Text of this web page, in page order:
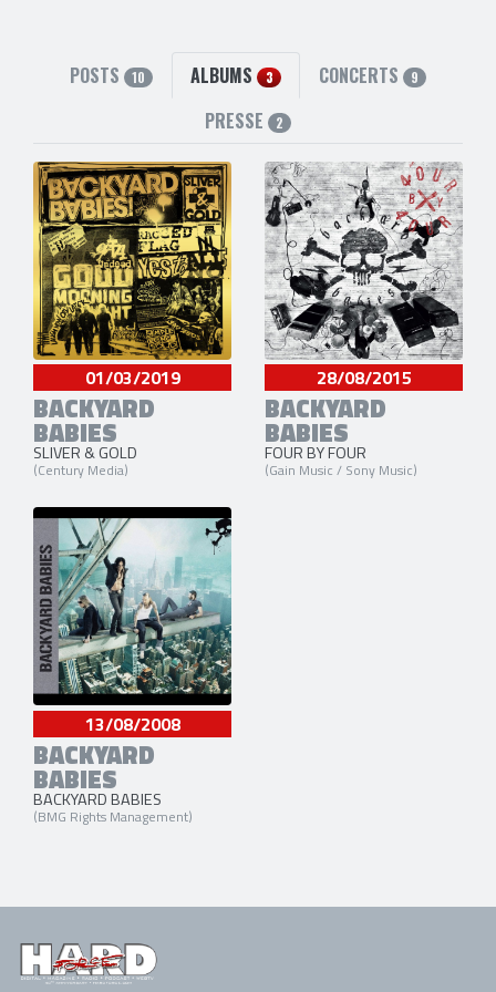
POSTS 10 ALBUMS 3 CONCERTS 9
PRESSE 2
01/03/2019
BACKYARD
BABIES
SLIVER & GOLD
(Century Media)
28/08/2015
BACKYARD
BABIES
FOUR BY FOUR
(Gain Music / Sony Music)
13/08/2008
BACKYARD
BABIES
BACKYARD BABIES
(BMG Rights Management)